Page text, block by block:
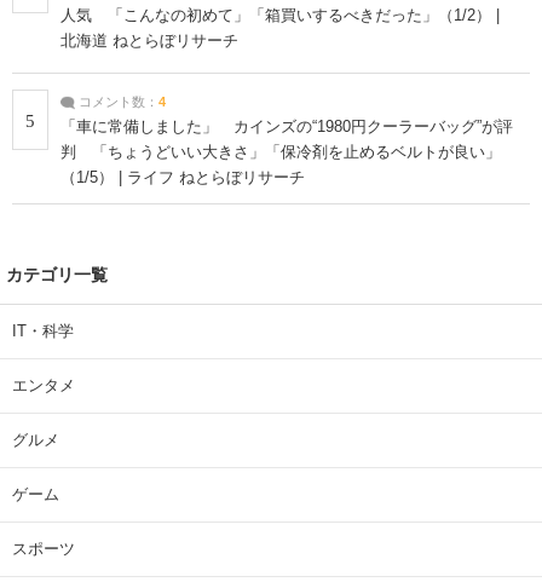
人気 「こんなの初めて」「箱買いするべきだった」（1/2） |
北海道 ねとらぼリサーチ
5
コメント数： 4
「車に常備しました」 カインズの“1980円クーラーバッグ”が評
判 「ちょうどいい大きさ」「保冷剤を止めるベルトが良い」
（1/5） | ライフ ねとらぼリサーチ
カテゴリ一覧
IT・科学
エンタメ
グルメ
ゲーム
スポーツ